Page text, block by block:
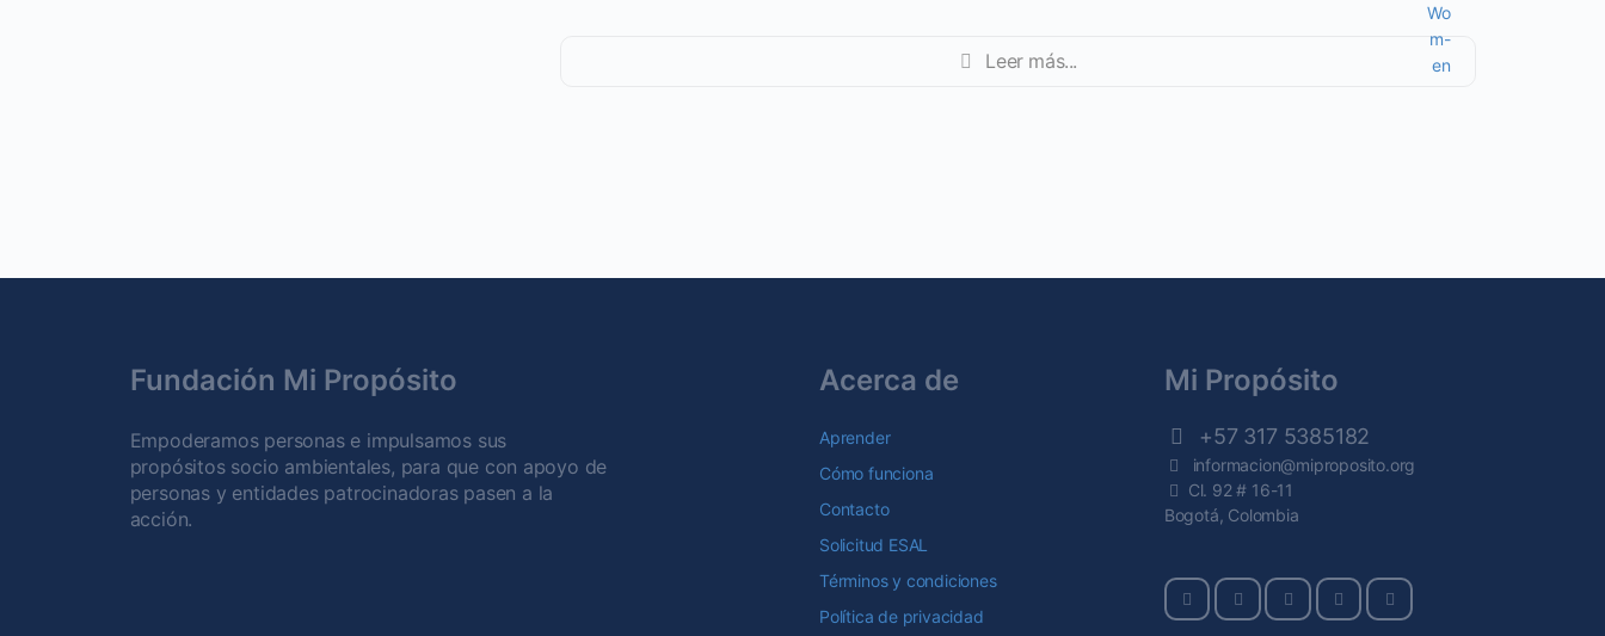
Leer más...
Fundación Mi Propósito
Empoderamos personas e impulsamos sus
propósitos socio ambientales, para que con apoyo de
personas y entidades patrocinadoras pasen a la
acción.
Acerca de
Aprender
Cómo funciona
Contacto
Solicitud ESAL
Términos y condiciones
Política de privacidad
Mi Propósito
+57 317 5385182
informacion@miproposito.org
Cl. 92 # 16-11
Bogotá, Colombia